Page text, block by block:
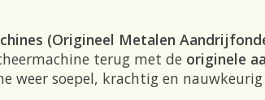
(Origineel Metalen
terug met de originele
weer soepel, krachtig en